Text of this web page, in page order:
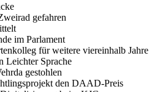
gefahren
im Parlament
für weitere viereinhalb Jahre
Leichter Sprache
gestohlen
den DAAD-Preis